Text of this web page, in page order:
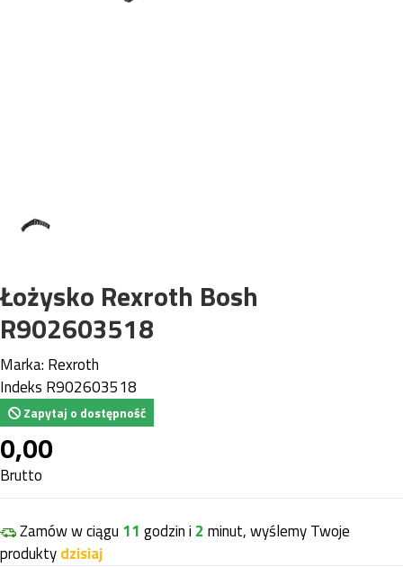
Łożysko Rexroth Bosh
R902603518
Marka: Rexroth
Indeks R902603518
Zapytaj o dostępność
0,00
Brutto
Zamów w ciągu 11 godzin i 2 minut, wyślemy Twoje
produktydzisiaj